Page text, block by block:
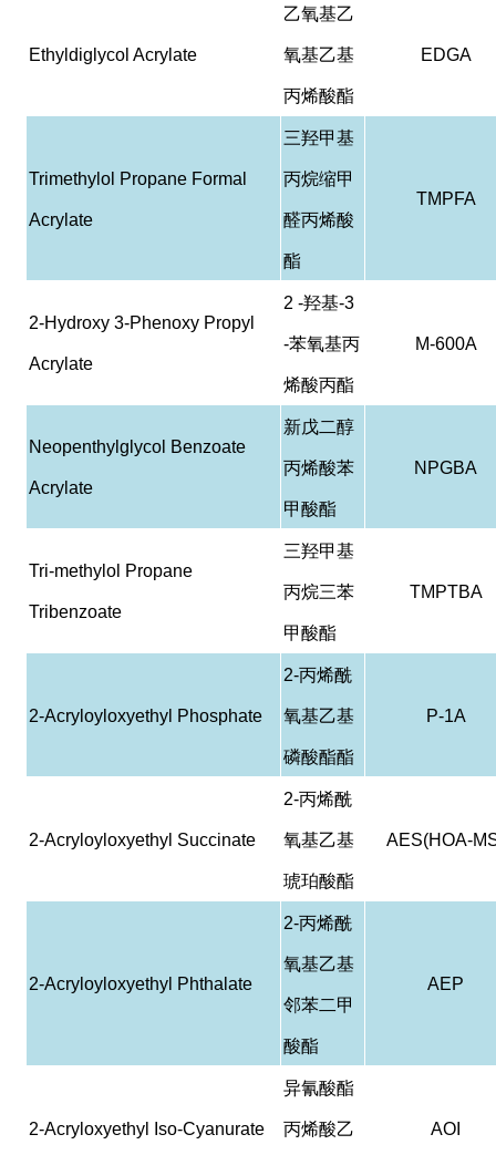
Ethyldiglycol Acrylate
乙氧基乙
氧基乙基
丙烯酸酯
EDGA
Trimethylol Propane Formal
Acrylate
三羟甲基
丙烷缩甲
醛丙烯酸
酯
TMPFA
2-Hydroxy 3-Phenoxy Propyl
Acrylate
2 -羟基-3
-苯氧基丙
烯酸丙酯
M-600A
Neopenthylglycol Benzoate
Acrylate
新戊二醇
丙烯酸苯
甲酸酯
NPGBA
Tri-methylol Propane
Tribenzoate
三羟甲基
丙烷三苯
甲酸酯
TMPTBA
2-Acryloyloxyethyl Phosphate
2-丙烯酰
氧基乙基
磷酸酯酯
P-1A
2-Acryloyloxyethyl Succinate
2-丙烯酰
氧基乙基
琥珀酸酯
AES(HOA-
2-Acryloyloxyethyl Phthalate
2-丙烯酰
氧基乙基
邻苯二甲
酸酯
AEP
2-Acryloxyethyl Iso-Cyanurate
异氰酸酯
丙烯酸乙 AOI